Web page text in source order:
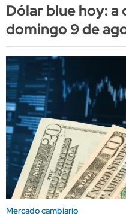
Dólar blue hoy:
domingo 9 de
Mercado cambiario